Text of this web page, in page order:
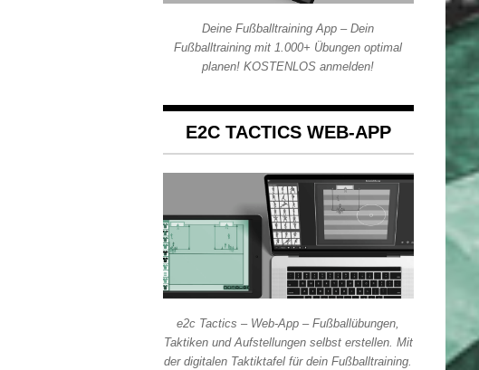
Deine Fußballtraining App – Dein
Fußballtraining mit 1.000+ Übungen optimal
planen! KOSTENLOS anmelden!
E2C TACTICS WEB-APP
e2c Tactics – Web-App – Fußballübungen,
Taktiken und Aufstellungen selbst erstellen. Mit
der digitalen Taktiktafel für dein Fußballtraining.